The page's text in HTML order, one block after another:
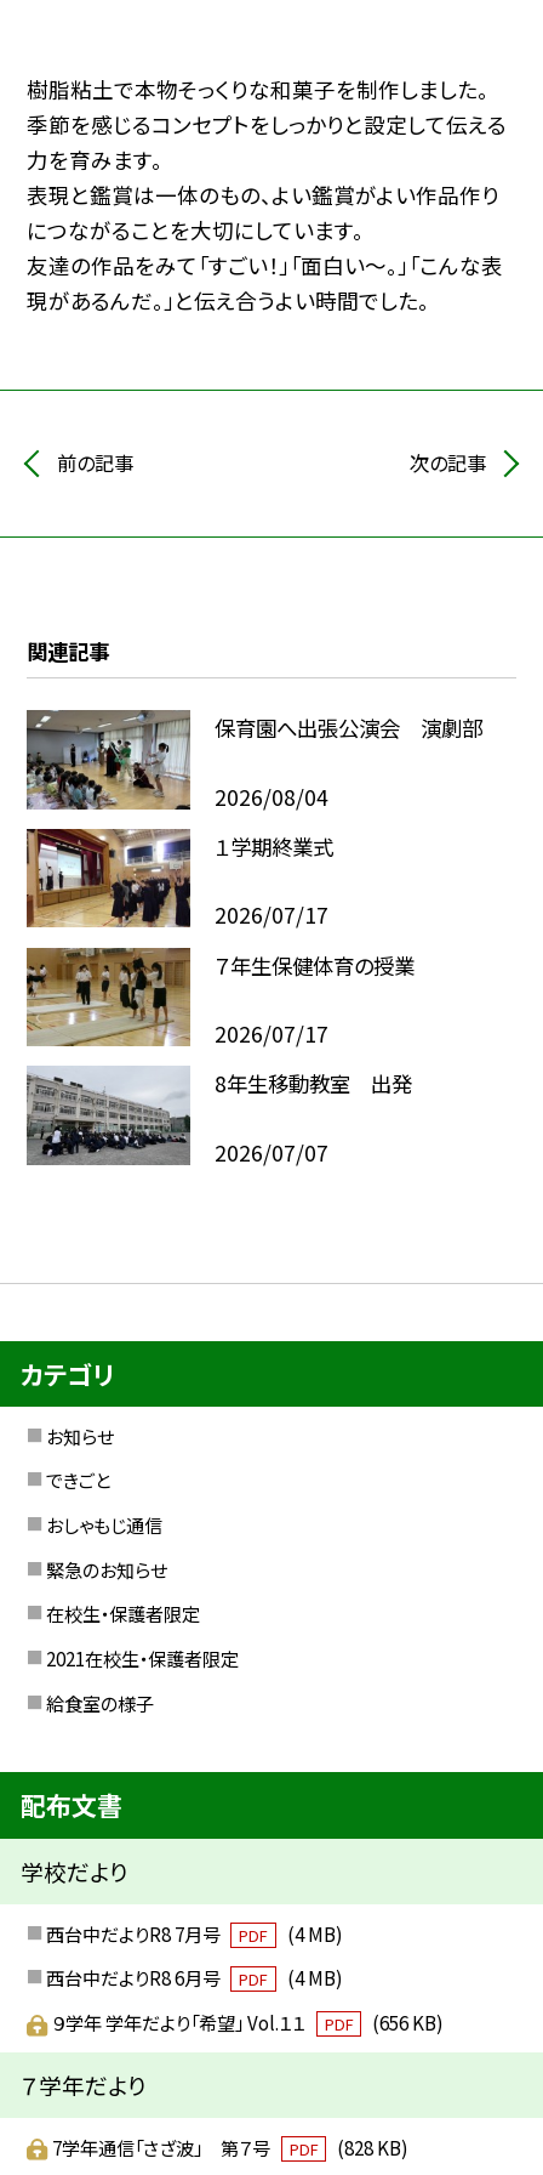
樹脂粘土で本物そっくりな和菓子を制作しました。
季節を感じるコンセプトをしっかりと設定して伝える
力を育みます。
表現と鑑賞は一体のもの、よい鑑賞がよい作品作り
につながることを大切にしています。
友達の作品をみて「すごい！」「面白い～。」「こんな表
現があるんだ。」と伝え合うよい時間でした。
前の記事 次の記事
関連記事
保育園へ出張公演会 演劇部
2026/08/04
１学期終業式
2026/07/17
７年生保健体育の授業
2026/07/17
8年生移動教室 出発
2026/07/07
カテゴリ
お知らせ
できごと
おしゃもじ通信
緊急のお知らせ
在校生・保護者限定
2021在校生・保護者限定
給食室の様子
配布文書
学校だより
西台中だよりR8 7月号 PDF
(4 MB)
西台中だよりR8 6月号
PDF
(4 MB)
９学年 学年だより「希望」 Vol.１１
PDF (656 KB)
７学年だより
7学年通信「さざ波」 第７号 PDF (828 KB)